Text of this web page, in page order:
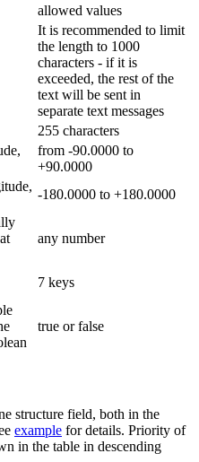
allowed values
It is recommended to limit
the length to 1000
characters - if it is
exceeded, the rest of the
text will be sent in
separate text messages
255 characters
from -90.0000 to
+90.0000
-180.0000 to +180.0000
any number
7 keys
true or false
structure field, both in the
example for details. Priority of
in the table in descending